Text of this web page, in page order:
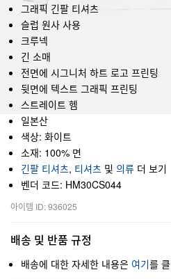
그래픽 긴팔 티셔츠
슬럽 원사 사용
크루넥
긴 소매
전면에 시그니처 하트 로고 프린팅
뒷면에 텍스트 그래픽 프린팅
스트레이트 헴
일본산
색상: 화이트
소재: 100% 면
긴팔 티셔츠, 티셔츠 및 의류 더 보기
벤더 코드: HM30CS044
아이템 ID: 936025
배송 및 반품 규정
배송에 대한 자세한 내용은 여기를